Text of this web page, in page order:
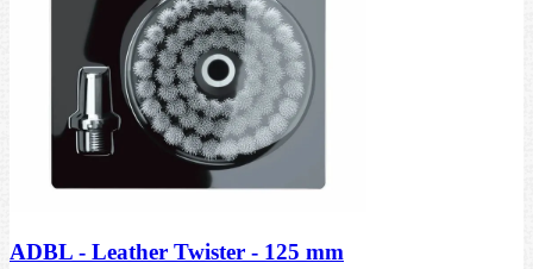
ADBL - Leather Twister - 125 mm